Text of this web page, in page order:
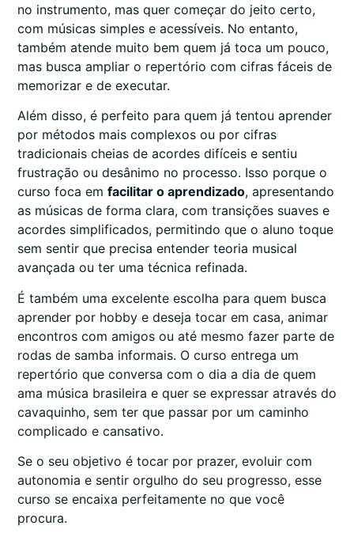
no instrumento, mas quer começar do jeito certo,
com músicas simples e acessíveis. No entanto,
também atende muito bem quem já toca um pouco,
mas busca ampliar o repertório com cifras fáceis de
memorizar e de executar.
Além disso, é perfeito para quem já tentou aprender
por métodos mais complexos ou por cifras
tradicionais cheias de acordes difíceis e sentiu
frustração ou desânimo no processo. Isso porque o
curso foca em facilitar o aprendizado, apresentando
as músicas de forma clara, com transições suaves e
acordes simplificados, permitindo que o aluno toque
sem sentir que precisa entender teoria musical
avançada ou ter uma técnica refinada.
É também uma excelente escolha para quem busca
aprender por hobby e deseja tocar em casa, animar
encontros com amigos ou até mesmo fazer parte de
rodas de samba informais. O curso entrega um
repertório que conversa com o dia a dia de quem
ama música brasileira e quer se expressar através do
cavaquinho, sem ter que passar por um caminho
complicado e cansativo.
Se o seu objetivo é tocar por prazer, evoluir com
autonomia e sentir orgulho do seu progresso, esse
curso se encaixa perfeitamente no que você
procura.